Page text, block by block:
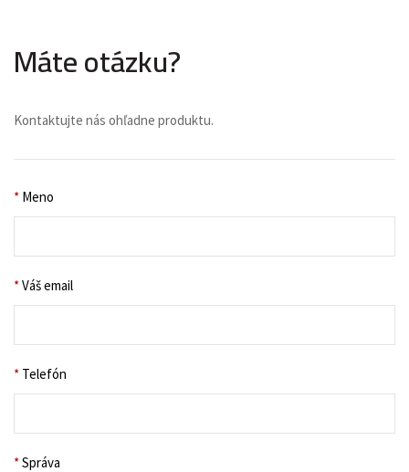
Máte otázku?
Kontaktujte nás ohľadne produktu.
* Meno
*Váš email
* Telefón
*Správa